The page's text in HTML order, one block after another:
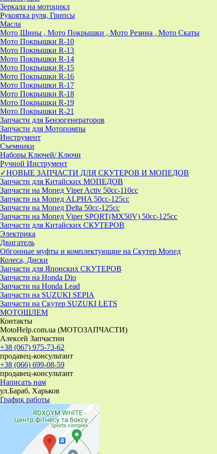
Зеркала на мотоцикл
Рукоятка руля, Грипсы
Масла
Мото Шины , Мото Покрышки , Мото Резина , Мото Скаты
Мото Покрышки R-10
Мото Покрышки R-13
Мото Покрышки R-14
Мото Покрышки R-15
Мото Покрышки R-16
Мото Покрышки R-17
Мото Покрышки R-18
Мото Покрышки R-19
Мото Покрышки R-21
Запчасти для Бензогенераторов
Запчасти для Мотопомпы
Инструмент
Съемники
Наборы Ключей/ Ключи
Ручной Инструмент
✓НОВЫЕ ЗАПЧАСТИ ДЛЯ СКУТЕРОВ И МОПЕДОВ
Запчасти для Китайских МОПЕДОВ
Запчасти на Мопед Viper Activ 50cc-110cc
Запчасти на Мопед ALPHA 50cc-125cc
Запчасти на Мопед Delta 50cc-125cc
Запчасти на Мопед Viper SPORT(MX50V) 50cc-125cc
Запчасти для Китайских СКУТЕРОВ
Электрика
Двигатель
Обгонные муфты и комплектующие на Скутер Мопед
Колеса, Диски
Запчасти для Японских СКУТЕРОВ
Запчасти на Honda Dio
Запчасти на Honda Lead
Запчасти на SUZUKI SEPIA
Запчасти на Скутер SUZUKI LETS
МОТОШЛЕМ
Контакты
MotoHelp.com.ua (МОТОЗАПЧАСТИ)
Алексей Запчастин
+38 (067) 975-73-62
продавец-консультант
+38 (066) 699-08-59
продавец-консультант
Написать нам
ул.Бараб, Харьков
График работы